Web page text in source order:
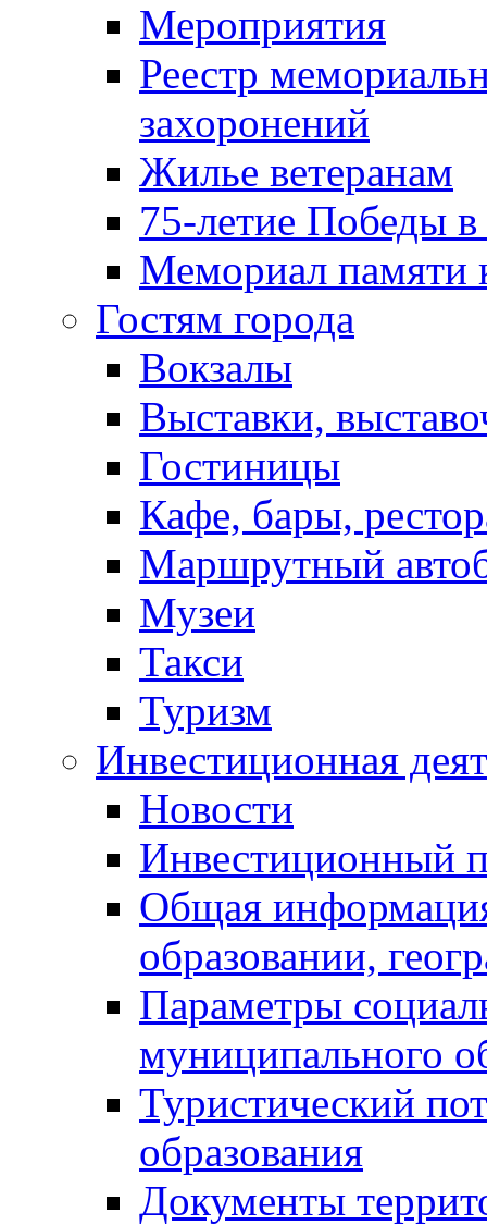
Мероприятия
Реестр
захоронений
Жилье ветеранам
75-летие Победы
Мемориал памяти
Гостям города
Вокзалы
Выставки,
Гостиницы
Кафе, бары,
Маршрутный
Музеи
Такси
Туризм
Инвестиционная
Новости
Инвестиционный
Общая
образовании,
Параметры
муниципального
Туристический
образования
Документы